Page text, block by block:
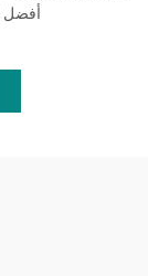
أفضل